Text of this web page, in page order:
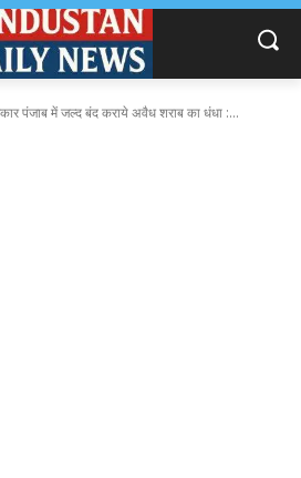
पंजाब में जल्द बंद कराये अवैध शराब का धंधा :...